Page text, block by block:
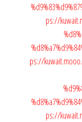
ps://
ps://
ps://